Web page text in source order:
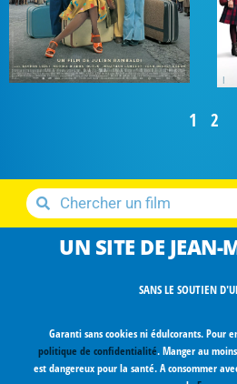
1 2
UN SITE DE JEAN-
SANS LE SOUTIEN
Garanti sans cookies ni édulcorants. Pour
politique de confidentialité. Manger au
est dangereux pour la santé. A consommer